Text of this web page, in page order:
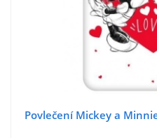
Povlečení Mickey a